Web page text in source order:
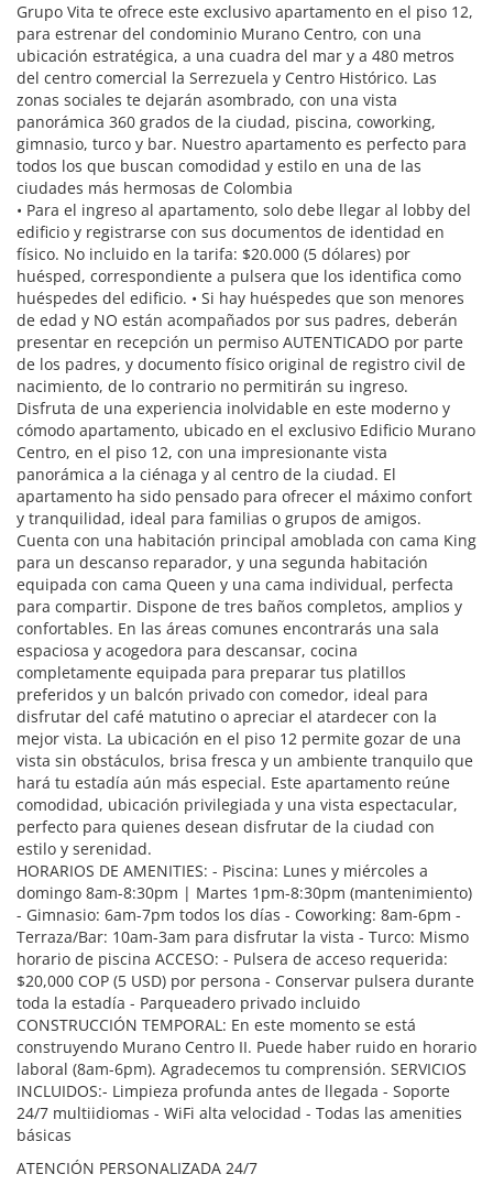
Grupo Vita te ofrece este exclusivo apartamento en el piso 12,
para estrenar del condominio Murano Centro, con una
ubicación estratégica, a una cuadra del mar y a 480 metros
del centro comercial la Serrezuela y Centro Histórico. Las
zonas sociales te dejarán asombrado, con una vista
panorámica 360 grados de la ciudad, piscina, coworking,
gimnasio, turco y bar. Nuestro apartamento es perfecto para
todos los que buscan comodidad y estilo en una de las
ciudades más hermosas de Colombia
• Para el ingreso al apartamento, solo debe llegar al lobby del
edificio y registrarse con sus documentos de identidad en
físico. No incluido en la tarifa: $20.000 (5 dólares) por
huésped, correspondiente a pulsera que los identifica como
huéspedes del edificio. • Si hay huéspedes que son menores
de edad y NO están acompañados por sus padres, deberán
presentar en recepción un permiso AUTENTICADO por parte
de los padres, y documento físico original de registro civil de
nacimiento, de lo contrario no permitirán su ingreso.
Disfruta de una experiencia inolvidable en este moderno y
cómodo apartamento, ubicado en el exclusivo Edificio Murano
Centro, en el piso 12, con una impresionante vista
panorámica a la ciénaga y al centro de la ciudad. El
apartamento ha sido pensado para ofrecer el máximo confort
y tranquilidad, ideal para familias o grupos de amigos.
Cuenta con una habitación principal amoblada con cama King
para un descanso reparador, y una segunda habitación
equipada con cama Queen y una cama individual, perfecta
para compartir. Dispone de tres baños completos, amplios y
confortables. En las áreas comunes encontrarás una sala
espaciosa y acogedora para descansar, cocina
completamente equipada para preparar tus platillos
preferidos y un balcón privado con comedor, ideal para
disfrutar del café matutino o apreciar el atardecer con la
mejor vista. La ubicación en el piso 12 permite gozar de una
vista sin obstáculos, brisa fresca y un ambiente tranquilo que
hará tu estadía aún más especial. Este apartamento reúne
comodidad, ubicación privilegiada y una vista espectacular,
perfecto para quienes desean disfrutar de la ciudad con
estilo y serenidad.
HORARIOS DE AMENITIES: - Piscina: Lunes y miércoles a
domingo 8am-8:30pm | Martes 1pm-8:30pm (mantenimiento)
- Gimnasio: 6am-7pm todos los días - Coworking: 8am-6pm -
Terraza/Bar: 10am-3am para disfrutar la vista - Turco: Mismo
horario de piscina ACCESO: - Pulsera de acceso requerida:
$20,000 COP (5 USD) por persona - Conservar pulsera durante
toda la estadía - Parqueadero privado incluido
CONSTRUCCIÓN TEMPORAL: En este momento se está
construyendo Murano Centro II. Puede haber ruido en horario
laboral (8am-6pm). Agradecemos tu comprensión. SERVICIOS
INCLUIDOS:- Limpieza profunda antes de llegada - Soporte
24/7 multiidiomas - WiFi alta velocidad - Todas las amenities
básicas
ATENCIÓN PERSONALIZADA 24/7